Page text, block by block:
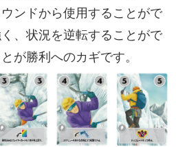
ンドから使用することがで
、状況を逆転することがで
が勝利へのカギです。